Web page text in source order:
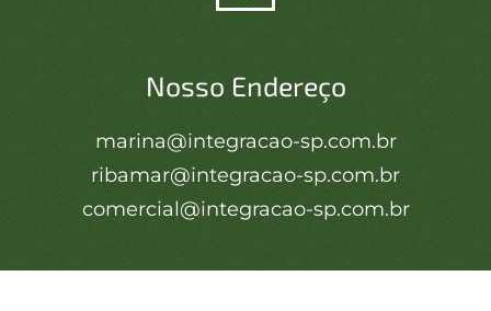
Nosso Endereço
marina@integracao-sp.com.br
ribamar@integracao-sp.com.br
comercial@integracao-sp.com.br